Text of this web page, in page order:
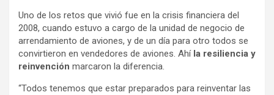
Uno de los retos que vivió fue en la crisis financiera del
2008, cuando estuvo a cargo de la unidad de negocio de
arrendamiento de aviones, y de un día para otro todos se
convirtieron en vendedores de aviones. Ahíla resiliencia y
reinvención marcaron la diferencia.
“Todos tenemos que estar preparados para reinventar las